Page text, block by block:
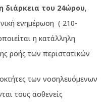
διάρκεια του 24ώρου,
ενημέρωση ( 210-
η κατάλληλη
ροής των περιστατικών
των νοσηλευόμενων
τους ασθενείς